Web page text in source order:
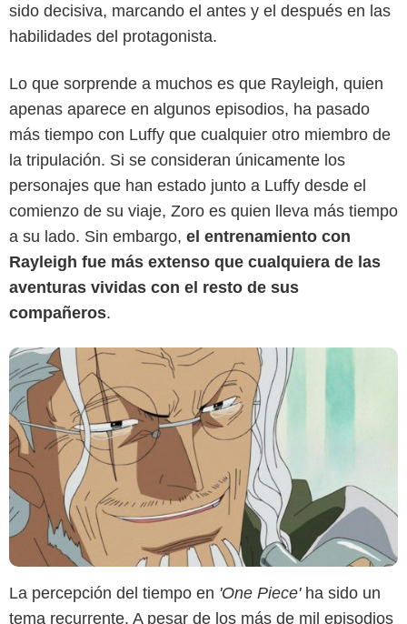
sido decisiva, marcando el antes y el después en las
habilidades del protagonista.
Lo que sorprende a muchos es que Rayleigh, quien
apenas aparece en algunos episodios, ha pasado
más tiempo con Luffy que cualquier otro miembro de
la tripulación. Si se consideran únicamente los
personajes que han estado junto a Luffy desde el
comienzo de su viaje, Zoro es quien lleva más tiempo
a su lado. Sin embargo, el entrenamiento con
Rayleigh fue más extenso que cualquiera de las
aventuras vividas con el resto de sus
compañeros.
Crunchyroll
La percepción del tiempo en 'One Piece'ha sido un
tema recurrente. A pesar de los más de mil episodios